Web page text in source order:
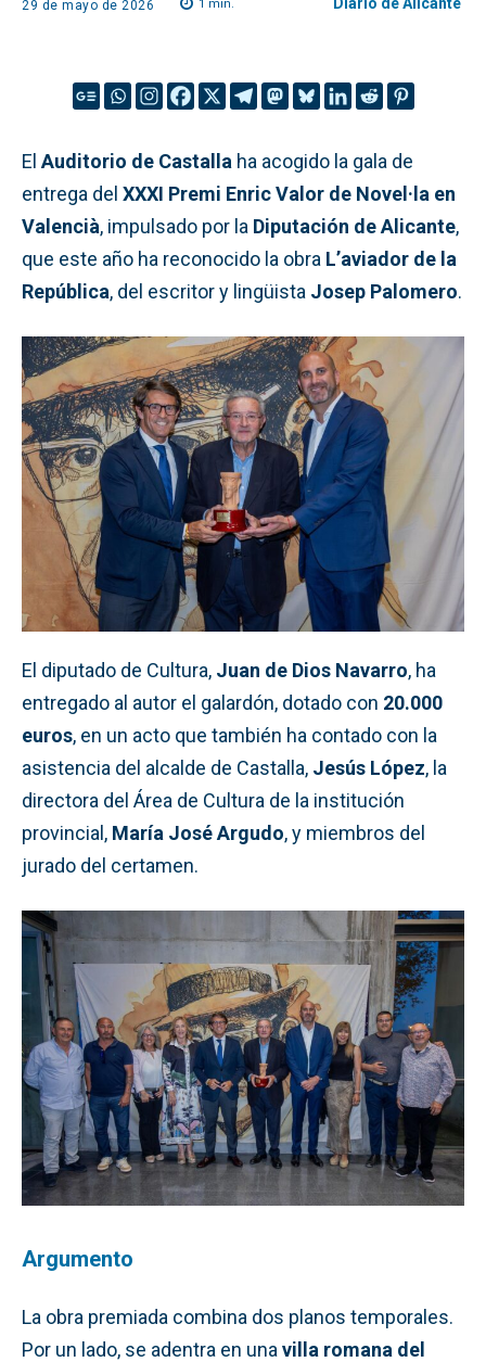
29 de mayo de 2026 1 min.
El Auditorio de Castalla ha acogido la gala de
entrega del XXXI Premi Enric Valor de Novel·la en
Valencià, impulsado por la Diputación de Alicante,
que este año ha reconocido la obra L’aviador de la
República, del escritor y lingüista Josep Palomero.
El diputado de Cultura, Juan de Dios Navarro, ha
entregado al autor el galardón, dotado con 20.000
euros, en un acto que también ha contado con la
asistencia del alcalde de Castalla, Jesús López, la
directora del Área de Cultura de la institución
provincial, María José Argudo, y miembros del
jurado del certamen.
Argumento
La obra premiada combina dos planos temporales.
Por un lado, se adentra en una villa romana del